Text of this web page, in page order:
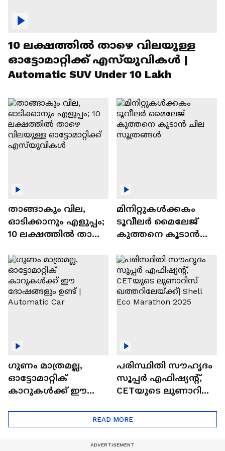
10 ലക്ഷത്തിൽ താഴെ വിലയുള്ള
ഓട്ടോമാറ്റിക്ക് എസ്‍യുവികൾ |
Automatic SUV Under 10 Lakh
താങ്ങാകും വില,
ഓടിക്കാനും എളുപ്പം;
10 ലക്ഷത്തിൽ താഴെ
ഓട്ടോമാറ്റിക്ക്
എസ്‍യുവികൾ
മിനിറ്റുകൾക്കകം
ടൂവീലർ മൈലേജ്
കുത്തനെ കൂടാൻ
ഗുണം മാത്രമല്ല,
ഓട്ടോമാറ്റിക്
കാറുകൾക്ക് ഈ
പരിസ്ഥിതി സൗഹൃദം
സൂപ്പർ എഫിഷ്യന്റ്,
CETയുടെ ലുണാറിസ്
Eco Marathon 2025
READ MORE